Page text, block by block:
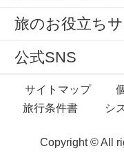
旅のお役立ち
公式SNS
サイトマップ
旅行条件書
シ
Copyright © All